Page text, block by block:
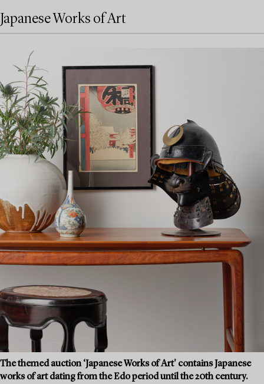
Japanese Works of Art
The themed auction ‘Japanese Works of Art' contains Japanese
works of art dating from the Edo period until the 20th century.